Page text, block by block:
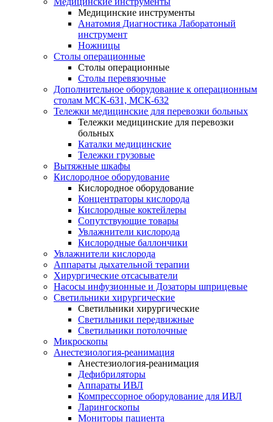
Медицинские инструменты
Анатомия Диагностика Лаборатоный
инструмент
Ножницы
Столы операционные
Столы операционные
Столы перевязочные
Дополнительное оборудование к операционным
столам МСК-631, МСК-632
Тележки медицинские для перевозки больных
Тележки медицинские для перевозки
больных
Каталки медицинские
Тележки грузовые
Вытяжные шкафы
Кислородное оборудование
Кислородное оборудование
Концентраторы кислорода
Кислородные коктейлеры
Сопутствующие товары
Увлажнители кислорода
Кислородные баллончики
Увлажнители кислорода
Аппараты дыхательной терапии
Хирургические отсасыватели
Насосы инфузионные и Дозаторы шприцевые
Светильники хирургические
Светильники хирургические
Светильники передвижные
Светильники потолочные
Микроскопы
Анестезиология-реанимация
Анестезиология-реанимация
Дефибриляторы
Аппараты ИВЛ
Компрессорное оборудование для ИВЛ
Ларингоскопы
Мониторы пациента